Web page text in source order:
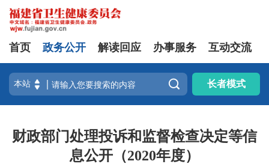
首页 政务公开 解读回应 办事服务 互动交流
 长者模式
财政部门处理投诉和监督检查决定等信
息公开（2020年度）